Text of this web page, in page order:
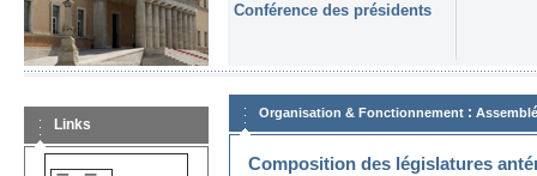
Conférence des présidents
Links
Organisation & Fonctionnement :
Composition des législatures